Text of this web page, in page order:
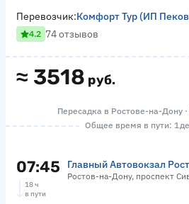
≈ 3518 руб.
Перевозчик:Комфорт Тур (ИП
4.2 74 отзывов
Пересадка в Ростове-на-Дону
Общее время в пути: 1
07:45 Главный Автовокзал
Ростов-на-Дону, проспект
18 ч
в пути